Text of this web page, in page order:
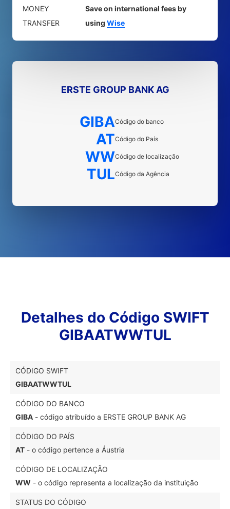
MONEY
TRANSFER
Save on international fees by
using Wise
ERSTE GROUP BANK AG
GIBACódigo do banco
ATCódigo do País
WWCódigo de localização
TULCódigo da Agência
Detalhes do Código SWIFT
GIBAATWWTUL
CÓDIGO SWIFT
GIBAATWWTUL
CÓDIGO DO BANCO
GIBA - código atribuído a ERSTE GROUP BANK AG
CÓDIGO DO PAÍS
AT - o código pertence a Áustria
CÓDIGO DE LOCALIZAÇÃO
WW - o código representa a localização da instituição
STATUS DO CÓDIGO